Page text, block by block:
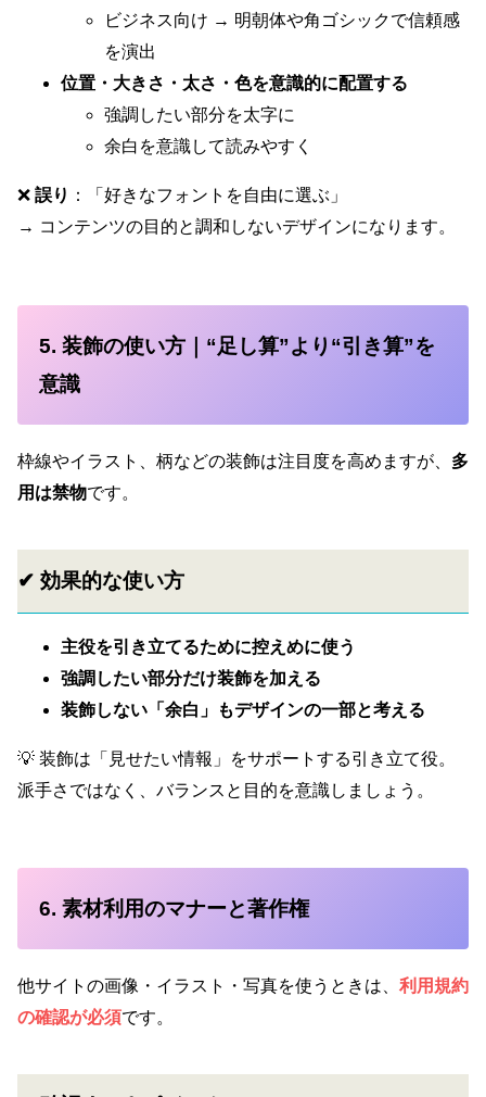
ビジネス向け → 明朝体や角ゴシックで信頼感
を演出
位置・大きさ・太さ・色を意識的に配置する
強調したい部分を太字に
余白を意識して読みやすく
❌ 誤り ：「好きなフォントを自由に選ぶ」
→ コンテンツの目的と調和しないデザインになります。
5. 装飾の使い方｜“足し算”より“引き算”を
意識
枠線やイラスト、柄などの装飾は注目度を高めますが、 多
用は禁物です。
✔ 効果的な使い方
主役を引き立てるために控えめに使う
強調したい部分だけ装飾を加える
装飾しない「余白」もデザインの一部と考える
💡 装飾は「見せたい情報」をサポートする引き立て役。
派手さではなく、バランスと目的を意識しましょう。
6. 素材利用のマナーと著作権
他サイトの画像・イラスト・写真を使うときは、 利用規約
の確認が必須です。